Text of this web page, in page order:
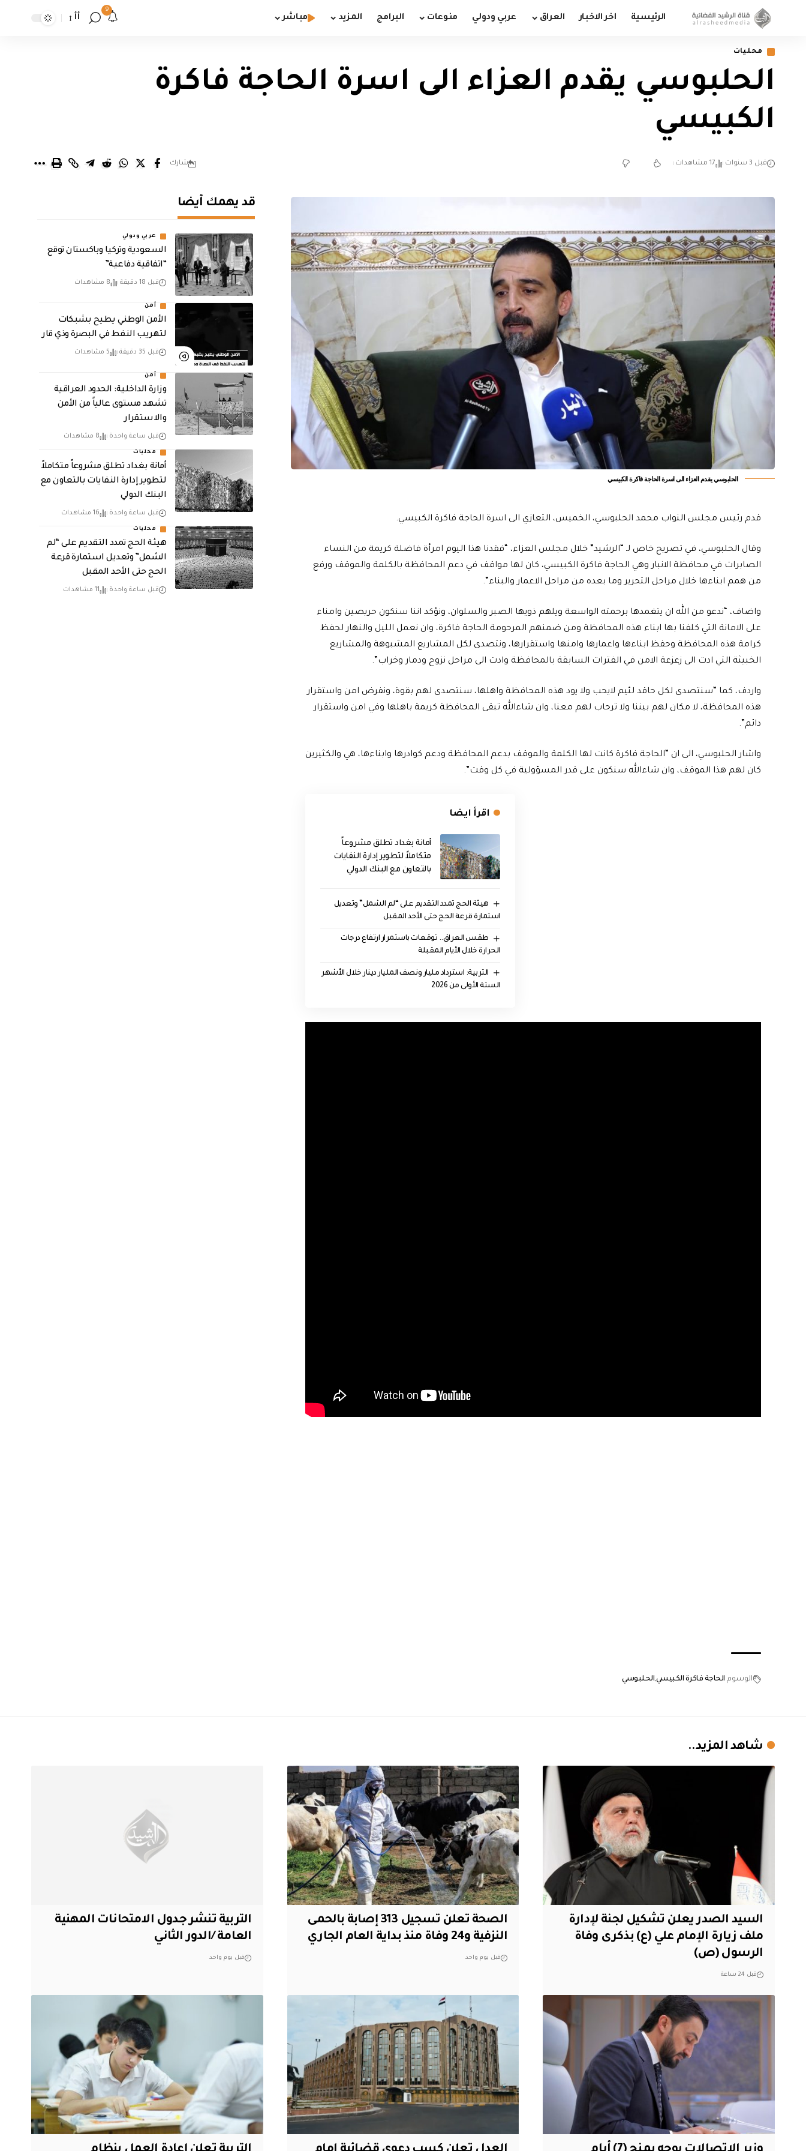
الرئيسية اخر الاخبار العراق عربي ودولي منوعات البرامج المزيد مباشر
9
أأ
محليات
الحلبوسي يقدم العزاء الى اسرة الحاجة فاكرة
الكبيسي
قبل 3 سنوات 17 مشاهدات شارك
الحلبوسي يقدم العزاء الى اسرة الحاجة فاكرة الكبيسي
قدم رئيس مجلس النواب محمد الحلبوسي، الخميس، التعازي الى اسرة الحاجة فاكرة الكبيسي.
وقال الحلبوسي، في تصريح خاص لـ “الرشيد” خلال مجلس العزاء، “فقدنا هذا اليوم امرأة فاضلة كريمة من النساء
الصابرات في محافظة الانبار وهي الحاجة فاكرة الكبيسي، كان لها مواقف في دعم المحافظة بالكلمة والموقف ورفع
من همم ابناءها خلال مراحل التحرير وما بعده من مراحل الاعمار والبناء”.
واضاف، “ندعو من الله ان يتغمدها برحمته الواسعة ويلهم ذويها الصبر والسلوان، ونؤكد اننا سنكون حريصين وامناء
على الامانة التي كلفنا بها ابناء هذه المحافظة ومن ضمنهم المرحومة الحاجة فاكرة، وان نعمل الليل والنهار لحفظ
كرامة هذه المحافظة وحفظ ابناءها واعمارها وامنها واستقرارها، ونتصدى لكل المشاريع المشبوهة والمشاريع
الخبيثة التي ادت الى زعزعة الامن في الفترات السابقة بالمحافظة وادت الى مراحل نزوح ودمار وخراب”.
واردف، كما “سنتصدى لكل حاقد لئيم لايحب ولا يود هذه المحافظة واهلها، سنتصدى لهم بقوة، ونفرض امن واستقرار
هذه المحافظة، لا مكان لهم بيننا ولا ترحاب لهم معنا، وان شاءالله تبقى المحافظة كريمة باهلها وفي امن واستقرار
دائم”.
واشار الحلبوسي، الى ان “الحاجة فاكرة كانت لها الكلمة والموقف بدعم المحافظة ودعم كوادرها وابناءها، هي والكثيرين
كان لهم هذا الموقف، وان شاءالله سنكون على قدر المسؤولية في كل وقت”.
اقرأ ايضا
أمانة بغداد تطلق مشروعاً
متكاملاً لتطوير إدارة النفايات
بالتعاون مع البنك الدولي
هيئة الحج تمدد التقديم على “لم الشمل” وتعديل
استمارة قرعة الحج حتى الأحد المقبل
طقس العراق.. توقعات باستمرار ارتفاع درجات
الحرارة خلال الأيام المقبلة
التربية: استرداد مليار ونصف المليار دينار خلال الأشهر
الستة الأولى من 2026
الوسوم الحاجة فاكرة الكبيسي الحلبوسي
قد يهمك أيضا
عربي ودولي
السعودية وتركيا وباكستان توقع
“اتفاقية دفاعية”
قبل 18 دقيقة 8 مشاهدات
أمن
الأمن الوطني يطيح بشبكات
لتهريب النفط في البصرة وذي قار
قبل 35 دقيقة 5 مشاهدات
أمن
وزارة الداخلية: الحدود العراقية
تشهد مستوى عالياً من الأمن
والاستقرار
قبل ساعة واحدة 8 مشاهدات
محليات
أمانة بغداد تطلق مشروعاً متكاملاً
لتطوير إدارة النفايات بالتعاون مع
البنك الدولي
قبل ساعة واحدة 16 مشاهدات
محليات
هيئة الحج تمدد التقديم على “لم
الشمل” وتعديل استمارة قرعة
الحج حتى الأحد المقبل
قبل ساعة واحدة 11 مشاهدات
شاهد المزيد..
السيد الصدر يعلن تشكيل لجنة لإدارة
ملف زيارة الإمام علي (ع) بذكرى وفاة
الرسول (ص)
قبل 24 ساعة
الصحة تعلن تسجيل 313 إصابة بالحمى
النزفية و24 وفاة منذ بداية العام الجاري
قبل يوم واحد
التربية تنشر جدول الامتحانات المهنية
العامة /الدور الثاني
قبل يوم واحد